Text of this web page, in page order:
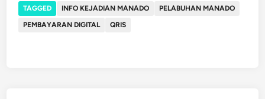
TAGGED INFO KEJADIAN MANADO
PELABUHAN MANADO
PEMBAYARAN DIGITAL
QRIS